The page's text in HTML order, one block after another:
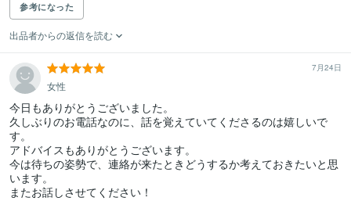
参考になった
出品者からの返信を読む
7月24日
女性
今日もありがとうございました。
久しぶりのお電話なのに、話を覚えていてくださるのは嬉しいで
す。
アドバイスもありがとうございます。
今は待ちの姿勢で、連絡が来たときどうするか考えておきたいと思
います。
またお話しさせてください！